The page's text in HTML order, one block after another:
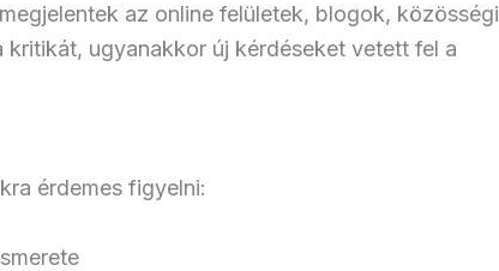
az online felületek, blogok, közösségi
ugyanakkor új kérdéseket vetett fel a
érdemes figyelni: